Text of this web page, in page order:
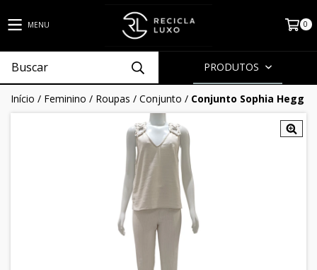
MENU 0
PRODUTOS
Início / Feminino / Roupas / Conjunto / Conjunto Sophia Hegg